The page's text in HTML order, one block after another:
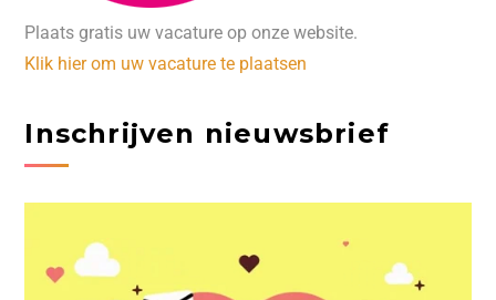
Plaats gratis uw vacature op onze website.
Klik hier om uw vacature te plaatsen
Inschrijven nieuwsbrief